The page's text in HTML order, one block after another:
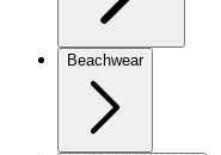
Beachwear